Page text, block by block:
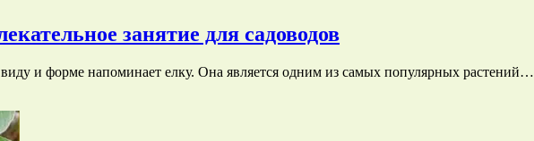
занятие для садоводов
и форме напоминает елку. Она является одним из самых популярных растений…